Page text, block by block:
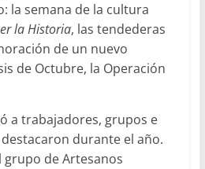
la semana de la cultura
la Historia, las tendederas
de un nuevo
de Octubre, la Operación
a trabajadores, grupos e
durante el año.
grupo de Artesanos